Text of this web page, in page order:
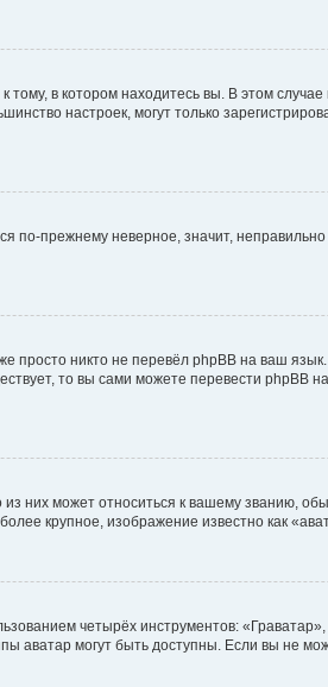
в котором находитесь вы. В этом
настроек, могут только
по-прежнему неверное, значит,
просто никто не перевёл phpBB на ваш
то вы сами можете перевести
них может относиться к вашему званию,
крупное, изображение известно как
четырёх инструментов:
аватар могут быть доступны. Если вы не